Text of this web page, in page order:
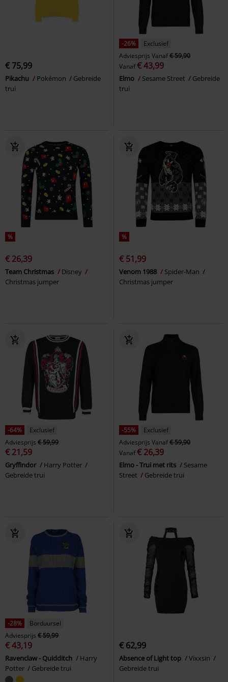
€ 75,99
Pikachu Pokémon
Gebreide
trui
-26%
Exclusief
Adviesprijs Vanaf€ 59,90
Vanaf€ 43,99
Elmo Sesame Street
Gebreide
trui
%
€ 26,39
Team Christmas
Disney
Christmas jumper
%
€ 51,99
Venom 1988
Spider-Man
Christmas jumper
-64%
Exclusief
Adviesprijs € 59,99
€ 21,59
Gryffindor
Harry Potter
Gebreide trui
-55%
Exclusief
Adviesprijs Vanaf€ 59,90
Vanaf€ 26,39
Elmo - Trui met rits
Sesame
Street
Gebreide trui
-28%
Borduursel
Adviesprijs € 59,99
€ 43,19
Ravenclaw - Quidditch
Harry
Potter
Gebreide trui
€ 62,99
Absence of Light top
Vixxsin
Gebreide trui